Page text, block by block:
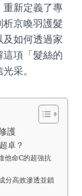
重新定義了專
京喚羽護髮
如何透過家
項「髮絲的
采。
護
卓？
他命C的超強抗
分高效滲透並鎖